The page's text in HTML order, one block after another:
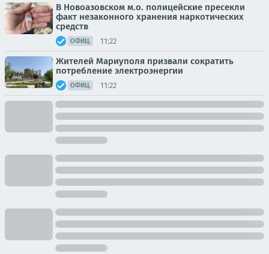
В Новоазовском м.о. полицейские пресекли
факт незаконного хранения наркотических
средств
ОФИЦ. 11:22
Жителей Мариуполя призвали сократить
потребление электроэнергии
ОФИЦ. 11:22